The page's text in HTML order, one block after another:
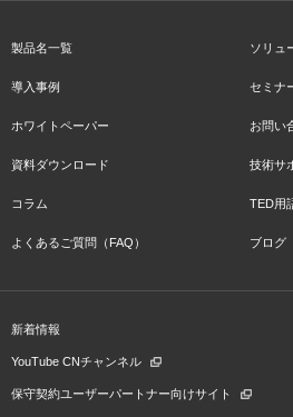
製品名一覧 ソリュ
導入事例 セミナ
ホワイトペーパー お問い
資料ダウンロード 技術サ
コラム TED用
よくあるご質問（FAQ） ブログ
新着情報
YouTube CNチャンネル
保守契約ユーザーパートナー向けサイト